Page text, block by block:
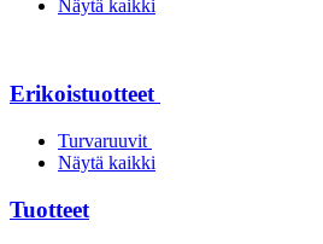
Näytä kaikki
Erikoistuotteet
Turvaruuvit
Näytä kaikki
Tuotteet